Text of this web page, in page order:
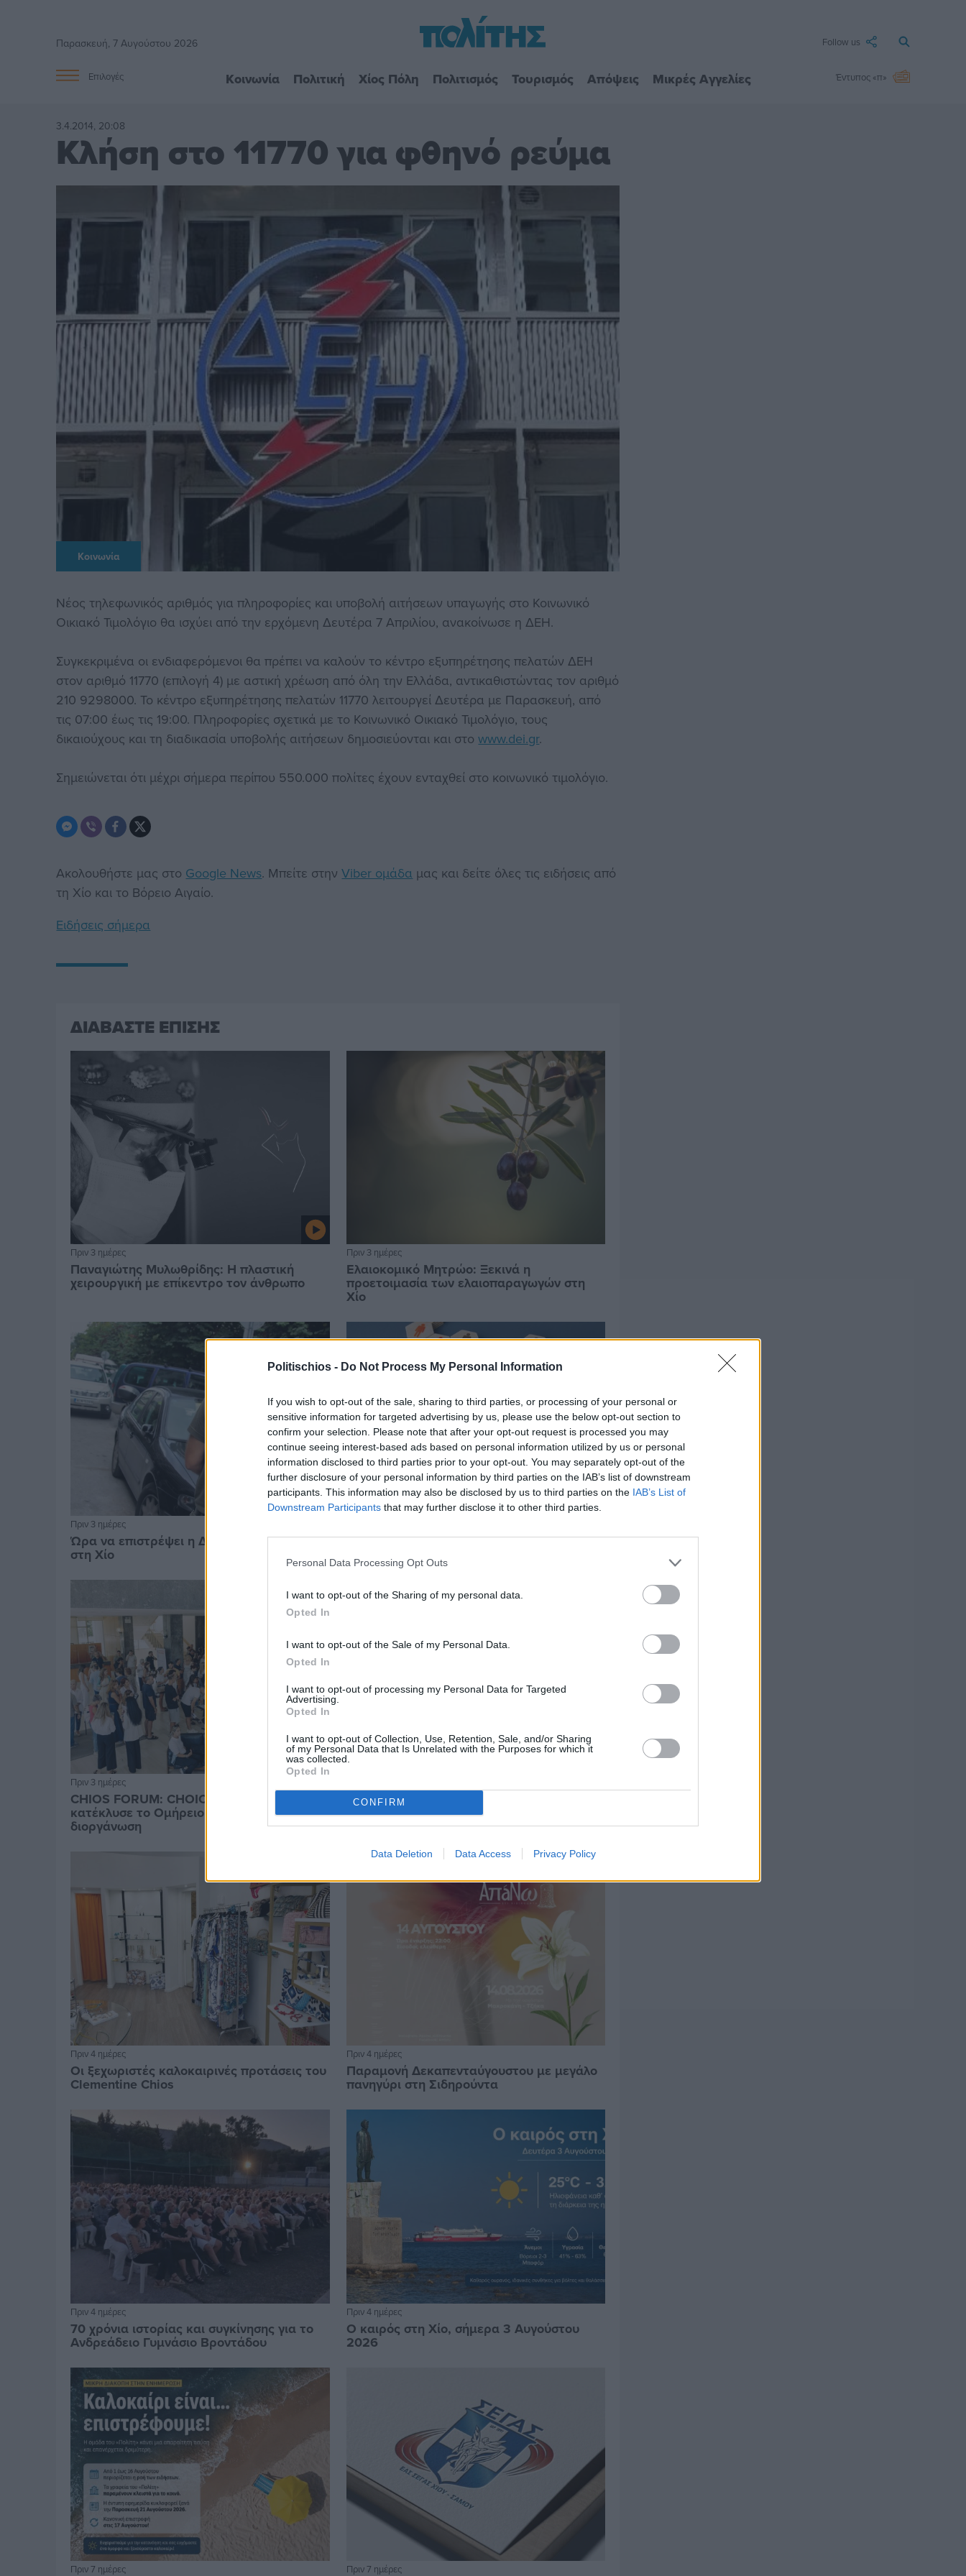
Politischios - Do Not Process My Personal Information
If you wish to opt-out of the sale, sharing to third parties, or processing of your personal or
sensitive information for targeted advertising by us, please use the below opt-out section to
confirm your selection. Please note that after your opt-out request is processed you may
continue seeing interest-based ads based on personal information utilized by us or personal
information disclosed to third parties prior to your opt-out. You may separately opt-out of the
further disclosure of your personal information by third parties on the IAB’s list of downstream
participants. This information may also be disclosed by us to third parties on the IAB’s List of
Downstream Participants that may further disclose it to other third parties.
Personal Data Processing Opt Outs
I want to opt-out of the Sharing of my personal data.
Opted In
I want to opt-out of the Sale of my Personal Data.
Opted In
I want to opt-out of processing my Personal Data for Targeted
Advertising.
Opted In
I want to opt-out of Collection, Use, Retention, Sale, and/or Sharing
of my Personal Data that Is Unrelated with the Purposes for which it
was collected.
Opted In
CONFIRM
Data Deletion Data Access Privacy Policy
Παρασκευή, 7 Αυγούστου 2026 Follow us
Επιλογές Κοινωνία Πολιτική Χίος Πόλη Πολιτισμός Τουρισμός Απόψεις Μικρές Αγγελίες Έντυπος «π»
3.4.2014, 20:08
Κλήση στο 11770 για φθηνό ρεύμα
Κοινωνία
Νέος τηλεφωνικός αριθμός για πληροφορίες και υποβολή αιτήσεων υπαγωγής στο Κοινωνικό
Οικιακό Τιμολόγιο θα ισχύει από την ερχόμενη Δευτέρα 7 Απριλίου, ανακοίνωσε η ΔΕΗ.
Συγκεκριμένα οι ενδιαφερόμενοι θα πρέπει να καλούν το κέντρο εξυπηρέτησης πελατών ΔΕΗ
στον αριθμό 11770 (επιλογή 4) με αστική χρέωση από όλη την Ελλάδα, αντικαθιστώντας τον αριθμό
210 9298000. Το κέντρο εξυπηρέτησης πελατών 11770 λειτουργεί Δευτέρα με Παρασκευή, από
τις 07:00 έως τις 19:00. Πληροφορίες σχετικά με το Κοινωνικό Οικιακό Τιμολόγιο, τους
δικαιούχους και τη διαδικασία υποβολής αιτήσεων δημοσιεύονται και στοwww.dei.gr.
Σημειώνεται ότι μέχρι σήμερα περίπου 550.000 πολίτες έχουν ενταχθεί στο κοινωνικό τιμολόγιο.
Ακολουθήστε μας στο Google News. Μπείτε στηνViber ομάδα μας και δείτε όλες τις ειδήσεις από
τη Χίο και το Βόρειο Αιγαίο.
Ειδήσεις σήμερα
ΔΙΑΒΑΣΤΕ ΕΠΙΣΗΣ
Πριν 3 ημέρες
Παναγιώτης Μυλωθρίδης: Η πλαστική
χειρουργική με επίκεντρο τον άνθρωπο
Πριν 3 ημέρες
Ελαιοκομικό Μητρώο: Ξεκινά η
προετοιμασία των ελαιοπαραγωγών στη
Χίο
Πριν 3 ημέρες
Ώρα να επιστρέψει η Δημοτική Αστυνομία
στη Χίο
Αδειάζουν τα νησιά – Το δημογραφικό στο
«κόκκινο»
Πριν 3 ημέρες
CHIOS FORUM: CHOICES- Πλήθος κόσμου
κατέκλυσε το Ομήρειο για την μεγάλη
διοργάνωση
Οδηγοί Δασικών Υπηρεσιών: Ζητούν
ένταξη στο ανθυγιεινό επίδομα
Πριν 4 ημέρες
Οι ξεχωριστές καλοκαιρινές προτάσεις του
Clementine Chios
Πριν 4 ημέρες
Παραμονή Δεκαπενταύγουστου με μεγάλο
πανηγύρι στη Σιδηρούντα
Πριν 4 ημέρες
70 χρόνια ιστορίας και συγκίνησης για το
Ανδρεάδειο Γυμνάσιο Βροντάδου
Πριν 4 ημέρες
Ο καιρός στη Χίο, σήμερα 3 Αυγούστου
2026
Πριν 7 ημέρες Πριν 7 ημέρες